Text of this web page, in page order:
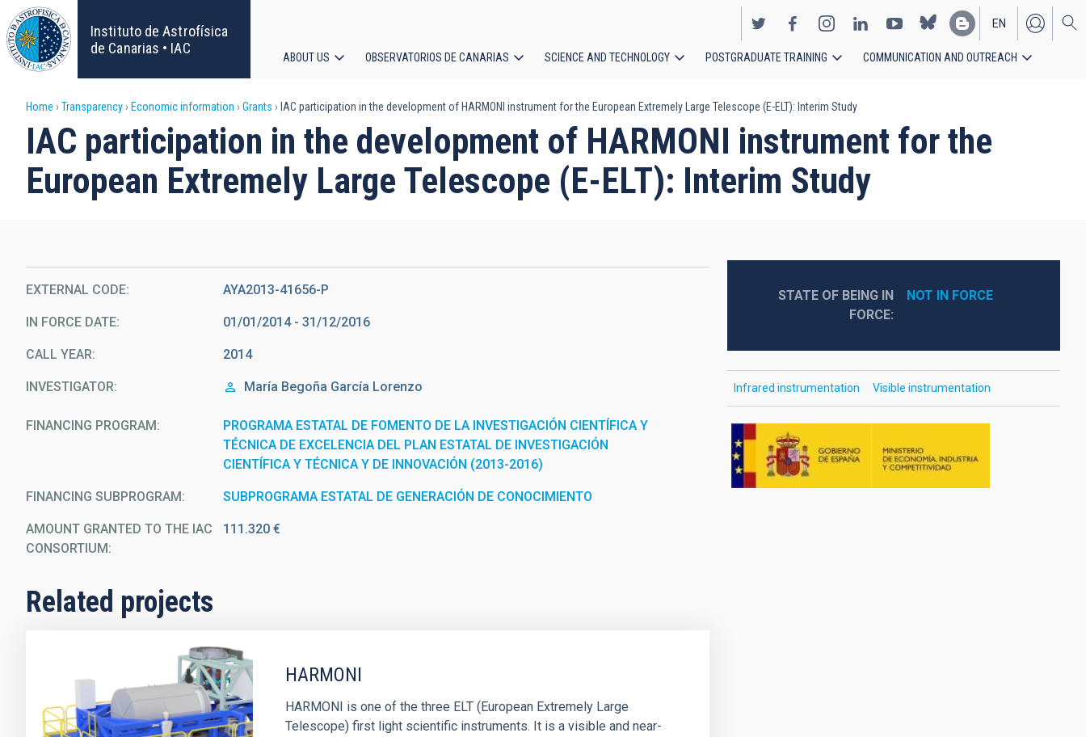
Skip
to
main
content
Instituto de Astrofísica
de Canarias • IAC
EN
ES
navigation
ABOUT US OBSERVATORIOS DE CANARIAS SCIENCE AND TECHNOLOGY POSTGRADUATE TRAINING COMMUNICATION AND OUTREACH
Breadcrumb
Home Transparency Economic information Grants IAC participation in the development of HARMONI instrument for the European Extremely Large Telescope (E-ELT): Interim Study
IAC participation in the development of HARMONI instrument for the
European Extremely Large Telescope (E-ELT): Interim Study
EXTERNAL CODE AYA2013-41656-P
IN FORCE DATE 01/01/2014 - 31/12/2016
CALL YEAR 2014
INVESTIGATOR María Begoña García Lorenzo
FINANCING PROGRAM
PROGRAMA ESTATAL DE FOMENTO DE LA INVESTIGACIÓN CIENTÍFICA Y
TÉCNICA DE EXCELENCIA DEL PLAN ESTATAL DE INVESTIGACIÓN
CIENTÍFICA Y TÉCNICA Y DE INNOVACIÓN (2013-2016)
FINANCING SUBPROGRAM SUBPROGRAMA ESTATAL DE GENERACIÓN DE CONOCIMIENTO
AMOUNT GRANTED TO THE IAC
CONSORTIUM
111.320 €
Related projects
HARMONI
HARMONI is one of the three ELT (European Extremely Large
Telescope) first light scientific instruments. It is a visible and near-
STATE OF BEING IN
FORCE
NOT IN FORCE
Infrared instrumentation Visible instrumentation